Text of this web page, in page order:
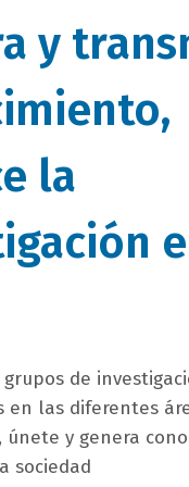
y
la
grupos de
en las diferentes
únete y genera
sociedad